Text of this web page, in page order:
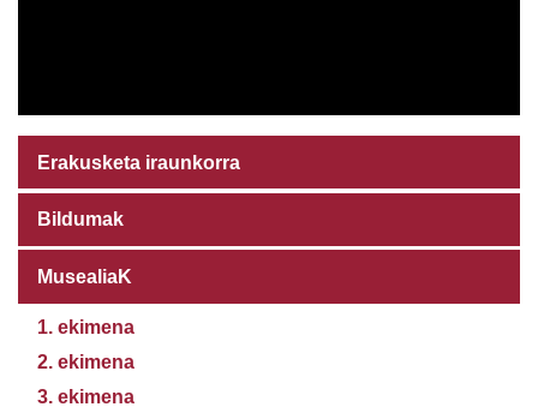
Erakusketa iraunkorra
Bildumak
MusealiaK
1. ekimena
2. ekimena
3. ekimena